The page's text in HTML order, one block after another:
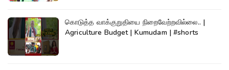
கொடுத்த வாக்குறுதியை நிறைவேற்றவில்லை.. |
Agriculture Budget | Kumudam | #shorts